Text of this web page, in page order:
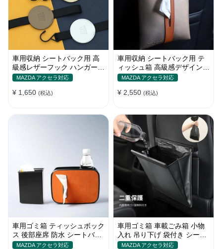
車用収納 シートバック用 高
級感レザーフック ハンガー
おしゃれ 多色 カー・家庭両
MAZDA アクセラ対応
¥ 1,650 (税込)
車用収納 シートバック用 テ
ィッシュ箱 高級感デザイン
おしゃれ 多色 いい触感 ソフ
MAZDA アクセラ対応
¥ 2,550 (税込)
車用ゴミ箱 ティッシュボック
ス 後部座席 防水 シートバッ
クポケット 便利グッズ 車用
MAZDA アクセラ対応
車用ゴミ箱 車載ごみ箱 小物
入れ 吊り下げ 袋付き シート
バックポケット 後部座席収納
MAZDA アクセラ対応